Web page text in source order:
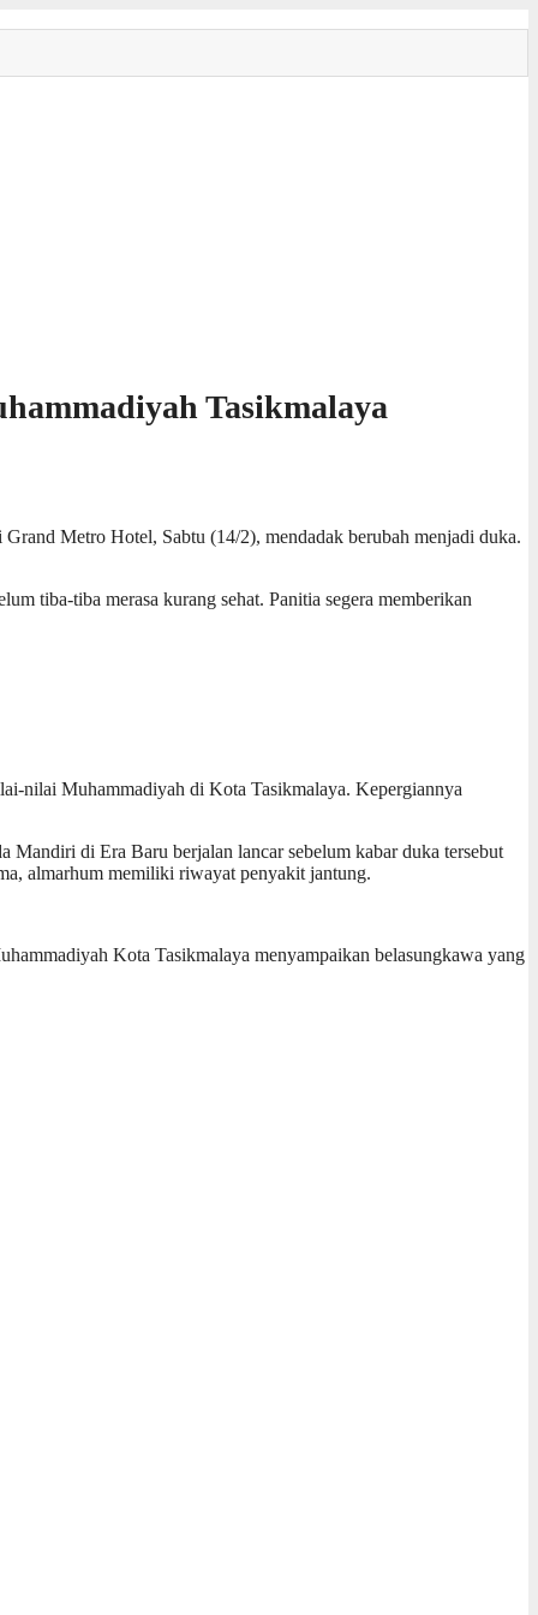
Tasikmalaya
Metro Hotel, Sabtu (14/2), mendadak berubah menjadi duka.
tiba-tiba merasa kurang sehat. Panitia segera memberikan
nilai Muhammadiyah di Kota Tasikmalaya. Kepergiannya
Mandiri di Era Baru berjalan lancar sebelum kabar duka tersebut
almarhum memiliki riwayat penyakit jantung.
Kota Tasikmalaya menyampaikan belasungkawa yang